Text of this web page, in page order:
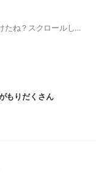
あ、そこの君！！今このオプを見つけたね？スクロールしないで見てって下さい！！ こんにちは！！管理人の瑠衣です！ ここはプロセカの話をたくさんするオプです！たまにライトもします。プロセカ初心者さんもベテランさんも誰でも来てください！！ 荒らしやキャラの悪口、下ネタは絶対NGです！！抜ける時は管理人か副官に言ってください！！即抜けは駄目です。成敗いたAAAAAします。 あと出来るだけ初期あいこんはやめてほしいです。 ここまで見たら入ってくれるよね？ね？（笑） それでは、これからよろしくお願いします！！ 承認遅めかも🫠 #プロセカ #Leo/need #MORE MORE JUMP #Vivid BAD SQUAD #ワンダーランズ×ショウタイム #25時、ナイトコードで。 #レオニード #レオニ #モアジャン #モモジャン #ビビバス #ワンダショ #ニーゴ #星乃一歌 #天馬咲希 #望月穂波 #日野森志歩 #花里みのり #桐谷遥 #桃井愛莉 #日野森雫 #小豆沢こはね #白石杏 #東雲彰人 #青柳冬弥 #天馬司 #鳳えむ #草薙寧々 #神代類 #宵崎奏 #朝比奈まふゆ #東雲絵名 #暁山瑞希 #初音ミク #鏡音リン #鏡音レン #巡音ルカ #MEIKO #KAITO #リズムゲーム #音ゲー #推し #雑談 オプ設立日 2025/5/13
もりだくさん